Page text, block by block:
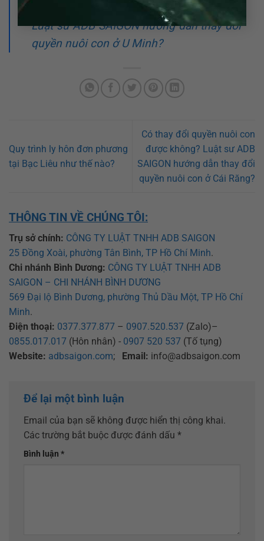
Có thay đổi quyền nuôi con được không?
Luật sư ADB SAIGON hướng dẫn thay đổi
quyền nuôi con ở U Minh?
Quy trình ly hôn đơn phương
tại Bạc Liêu như thế nào?
Có thay đổi quyền nuôi con
được không? Luật sư ADB
SAIGON hướng dẫn thay đổi
quyền nuôi con ở Cái Răng?
THÔNG TIN VỀ CHÚNG TÔI:
Trụ sở chính: CÔNG TY LUẬT TNHH ADB SAIGON
25 Đồng Xoài, phường Tân Bình, TP Hồ Chí Minh.
Chi nhánh Bình Dương: CÔNG TY LUẬT TNHH ADB
SAIGON – CHI NHÁNH BÌNH DƯƠNG
569 Đại lộ Bình Dương, phường Thủ Dầu Một, TP Hồ Chí
Minh.
Điện thoại: 0377.377.877 – 0907.520.537 (Zalo)–
0855.017.017 (Hôn nhân) - 0907 520 537 (Tố tụng)
Website: adbsaigon.com; Email: info@adbsaigon.com
Để lại một bình luận
Email của bạn sẽ không được hiển thị công khai.
Các trường bắt buộc được đánh dấu *
Bình luận *